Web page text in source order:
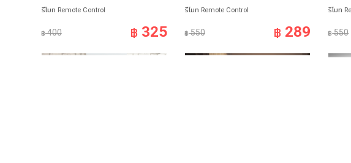
รีโมท Remote Control
฿400 ฿ 325
รีโมท Remote Control
฿550 ฿ 289
รีโมท
฿550